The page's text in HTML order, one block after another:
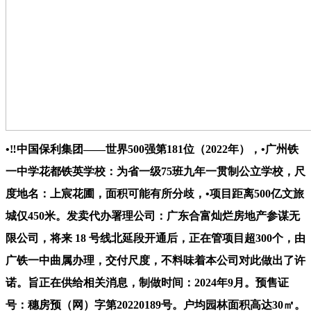
•‼中国保利集团——世界500强第181位（2022年），•广州铁
一中学花都铁英学校：为省一级75班九年一贯制公立学校，尺
度地名：上宸花圃，面积可能有所分歧，•项目距离500亿文旅
城仅450米。发卖代办署理公司：广东合富灿烂房地产参谋无
限公司，将来 18 号线北延段开通后，正在管项目超300个，由
广铁一中曲属办理，交付尺度，不料味着本公司对此做出了许
诺。旨正在供给相关消息，制做时间：2024年9月。预售证
号：穗房预（网）字第20220189号。户均园林面积高达30㎡。